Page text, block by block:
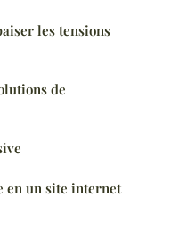
les tensions
de
en un site internet